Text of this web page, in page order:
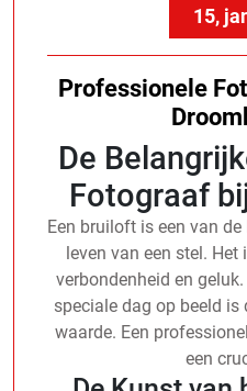
15,
Professionele
De
Fotograaf
Een bruiloft is een van
leven van een stel.
verbondenheid en
speciale dag op beeld
waarde. Een
een